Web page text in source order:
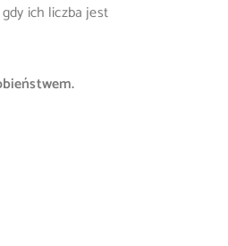
ich liczba jest